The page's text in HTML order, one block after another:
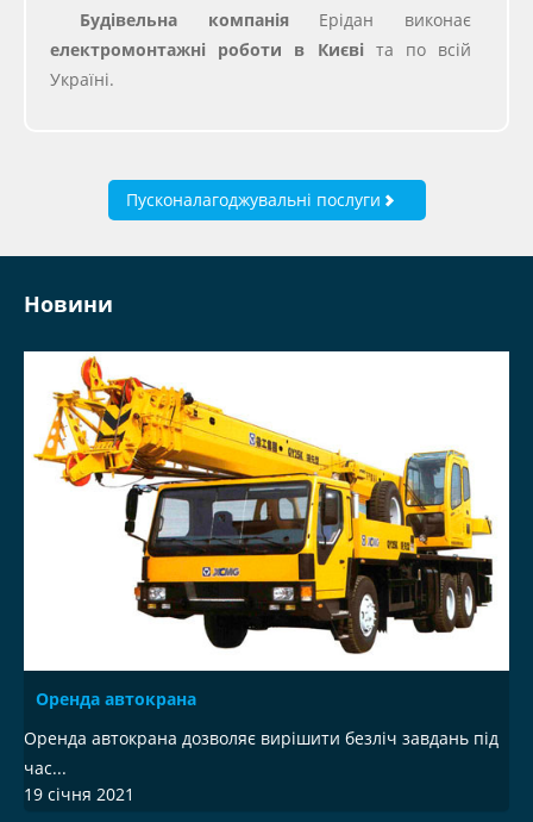
Будівельна компаніяЕрідан виконає
електромонтажні роботи
в Києві та по всій
Україні.
Пусконалагоджувальні послуги
Новини
Оренда автокрана
Оренда автокрана дозволяє вирішити безліч завдань під
час...
19 січня 2021